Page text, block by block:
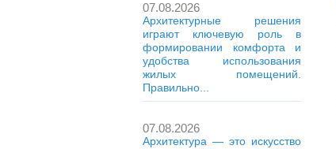
07.08.2026
Архитектурные решения
играют ключевую роль в
формировании комфорта и
удобства использования
жилых помещений.
Правильно...
07.08.2026
Архитектура — это искусство